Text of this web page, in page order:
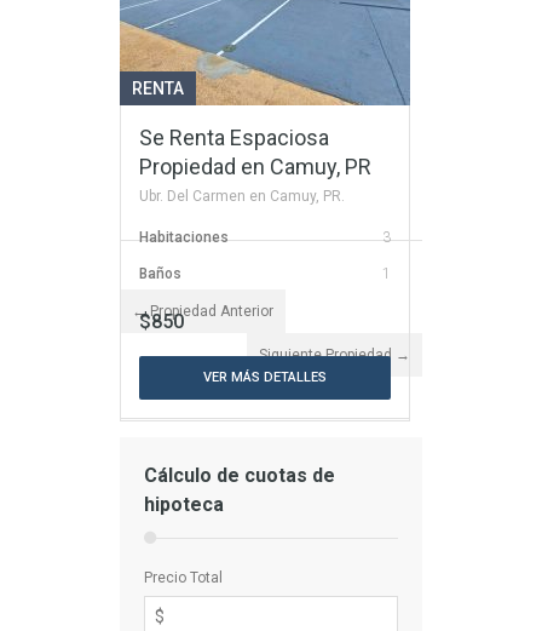
VER MÁS DETALLES
RENTA
Se Renta Espaciosa
Propiedad en Camuy, PR
Ubr. Del Carmen en Camuy, PR.
Habitaciones 3
Baños 1
$850
VER MÁS DETALLES
← Propiedad Anterior
Siguiente Propiedad →
Cálculo de cuotas de
hipoteca
Precio Total